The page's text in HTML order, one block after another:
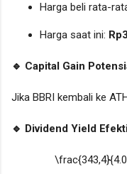
Harga beli rata-
Harga saat ini:
🔹 Capital Gain
Jika BBRI kembali ke
🔹 Dividend Yield